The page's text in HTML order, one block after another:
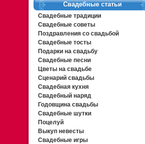
Свадебные статьи
Свадебные традиции
Свадебные советы
Поздравления со свадьбой
Свадебные тосты
Подарки на свадьбу
Свадебные песни
Цветы на свадьбе
Сценарий свадьбы
Свадебная кухня
Свадебный наряд
Годовщина свадьбы
Свадебные шутки
Поцелуй
Выкуп невесты
Свадебные игры